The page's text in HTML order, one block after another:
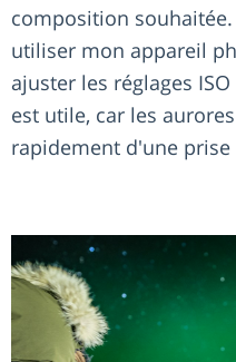
composition
utiliser mon appareil
ajuster les réglages
est utile, car les
rapidement d'une prise